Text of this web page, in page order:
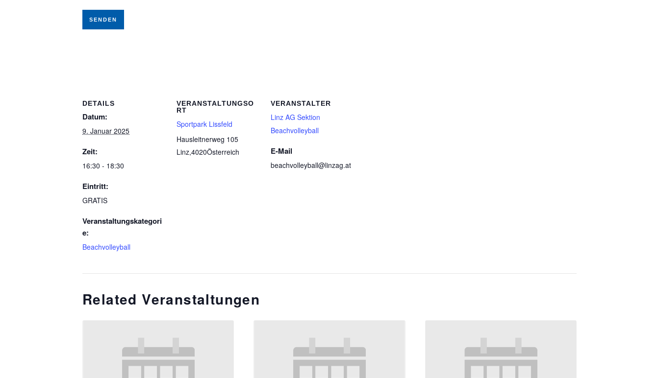
DETAILS
Datum:
9. Januar 2025
Zeit:
16:30 - 18:30
Eintritt:
GRATIS
Veranstaltungskategori
e:
Beachvolleyball
VERANSTALTUNGSO
RT
Sportpark Lissfeld
Hausleitnerweg 105
Linz,4020Österreich
VERANSTALTER
Linz AG Sektion
Beachvolleyball
E-Mail
beachvolleyball@linzag.at
Related Veranstaltungen